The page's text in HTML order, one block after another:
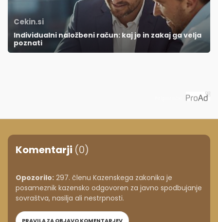
Cekin.si
Individualni naložbeni račun: kaj je in zakaj ga velja
poznati
Komentarji (0)
Opozorilo: 297. členu Kazenskega zakonika je
posameznik kazensko odgovoren za javno spodbujanje
sovraštva, nasilja ali nestrpnosti.